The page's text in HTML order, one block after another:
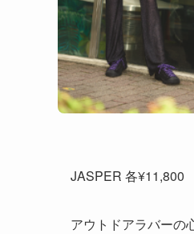
JASPER 各¥11,800
アウトドアラバーの